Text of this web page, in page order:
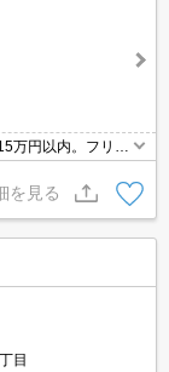
万円以内。フリー
設置可。
を見る
目